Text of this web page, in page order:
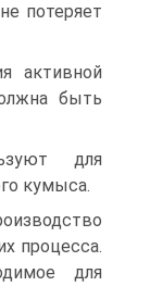
потеряет
активной
быть
для
кумыса.
процесса.
для